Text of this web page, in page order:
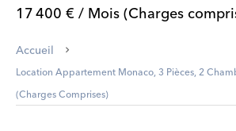
17 400 € / Mois (Charges
Accueil
Location Appartement Monaco, 3 Pièces, 2
(Charges Comprises)